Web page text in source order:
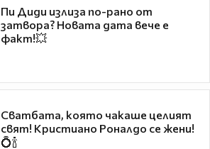
Пи Диди излиза по-рано от
затвора? Новата дата вече е
факт!💥
Сватбата, която чакаше целият
свят! Кристиано Роналдо се жени!
💍🍾